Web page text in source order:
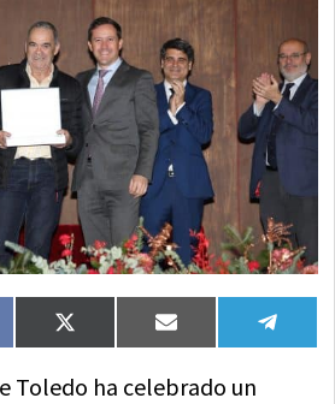
Compartir
en
X
(Twitter)
Compartir
en
Email
en
Toledo ha celebrado un